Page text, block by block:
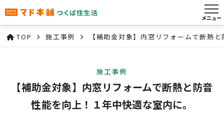
メニュー
TOP 施工事例 【補助金対象】内窓リフォームで断熱
施工事例
【補助金対象】内窓リフォームで断熱と防音
性能を向上！１年中快適な室内に。